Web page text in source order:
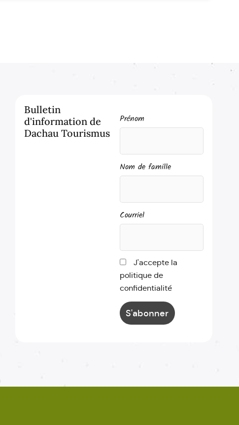
Bulletin
d'information de
Dachau Tourismus
Prénom
Nom de famille
Courriel
J'accepte la
politique de
confidentialité